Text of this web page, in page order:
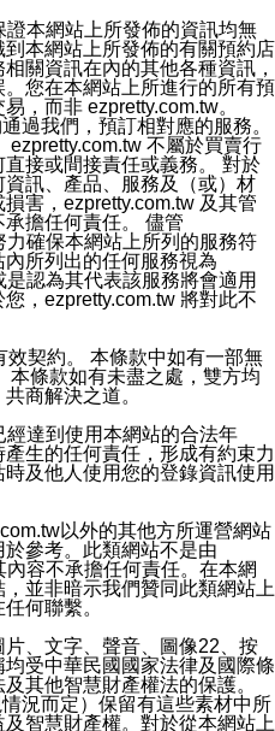
證本網站上所發佈的資訊均無
本網站上所發佈的有關預約店
關資訊在內的其他各種資訊，
您在本網站上所進行的所有預
，而非 ezpretty.com.tw。
過我們，預訂相對應的服務。
不屬於買賣行
接或間接責任或義務。 對於
訊、產品、服務及（或）材
害，ezpretty.com.tw 及其管
擔任何責任。 儘管
力確保本網站上所列的服務符
所列出的任何服務視為
認為其代表該服務將會適用
，ezpretty.com.tw 將對此不
契約。 本條款中如有一部無
本條款如有未盡之處，雙方均
商解決之道。
經達到使用本網站的合法年
生的任何責任，形成有約束力
及他人使用您的登錄資訊使用
以外的其他方所運營網站
參考。此類網站不是由
容不承擔任何責任。在本網
並非暗示我們贊同此類網站上
何聯繫。
、文字、聲音、圖像22、按
受中華民國國家法律及國際條
其他智慧財產權法的保護。
況而定）保留有這些素材中所
智慧財產權。對於從本網站上